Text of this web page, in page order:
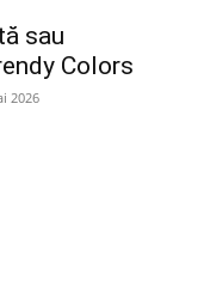
sau
Colors
2026